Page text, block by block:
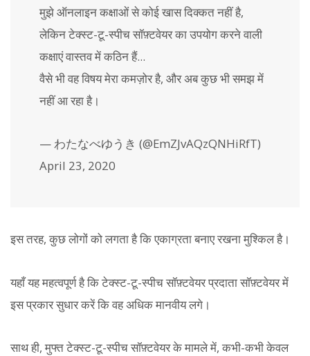
मुझे ऑनलाइन कक्षाओं से कोई खास दिक्कत नहीं है,
लेकिन टेक्स्ट-टू-स्पीच सॉफ़्टवेयर का उपयोग करने वाली
कक्षाएं वास्तव में कठिन हैं...
वैसे भी वह विषय मेरा कमज़ोर है, और अब कुछ भी समझ में
नहीं आ रहा है।
— わたなべゆうき (@EmZJvAQzQNHiRfT)
April 23, 2020
इस तरह, कुछ लोगों को लगता है कि एकाग्रता बनाए रखना मुश्किल है।
यहाँ यह महत्वपूर्ण है कि टेक्स्ट-टू-स्पीच सॉफ़्टवेयर प्रदाता सॉफ़्टवेयर में
इस प्रकार सुधार करें कि वह अधिक मानवीय लगे।
साथ ही, मुफ्त टेक्स्ट-टू-स्पीच सॉफ़्टवेयर के मामले में, कभी-कभी केवल